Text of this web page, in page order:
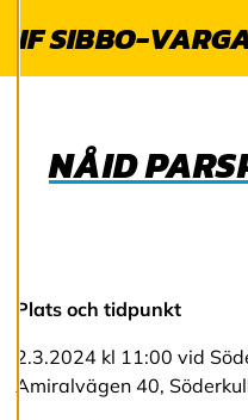
när som helst. Läs
a
o
o
k
IF SIBBO-
NÅID
Plats och tidpunkt
2.3.2024 kl 11:00 vid
Amiralvägen 40,